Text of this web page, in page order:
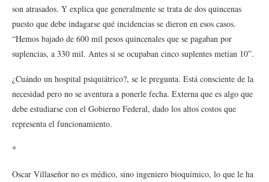
son atrasados. Y explica que generalmente se trata de dos quincenas
puesto que debe indagarse qué incidencias se dieron en esos casos.
“Hemos bajado de 600 mil pesos quincenales que se pagaban por
suplencias, a 330 mil. Antes si se ocupaban cinco suplentes metían 10”.
¿Cuándo un hospital psiquiátrico?, se le pregunta. Está consciente de la
necesidad pero no se aventura a ponerle fecha. Externa que es algo que
debe estudiarse con el Gobierno Federal, dado los altos costos que
representa el funcionamiento.
*
Oscar Villaseñor no es médico, sino ingeniero bioquímico, lo que le ha